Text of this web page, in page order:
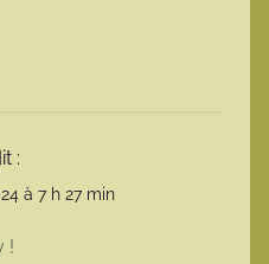
:
à 7 h 27 min
!